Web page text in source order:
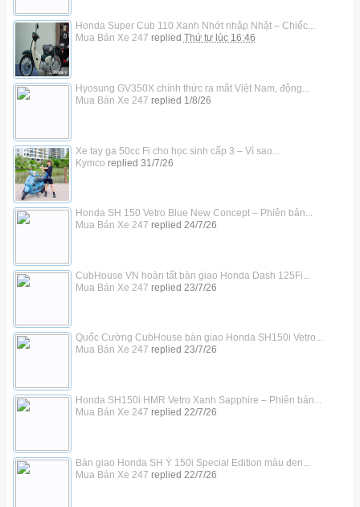
Honda Super Cub 110 Xanh Nhớt nhập Nhật – Chiếc...
Mua Bán Xe 247 replied Thứ tư lúc 16:46
Hyosung GV350X chính thức ra mắt Việt Nam, động...
Mua Bán Xe 247 replied 1/8/26
Xe tay ga 50cc Fi cho học sinh cấp 3 – Vì sao...
Kymco replied 31/7/26
Honda SH 150 Vetro Blue New Concept – Phiên bản...
Mua Bán Xe 247 replied 24/7/26
CubHouse VN hoàn tất bàn giao Honda Dash 125Fi...
Mua Bán Xe 247 replied 23/7/26
Quốc Cường CubHouse bàn giao Honda SH150i Vetro...
Mua Bán Xe 247 replied 23/7/26
Honda SH150i HMR Vetro Xanh Sapphire – Phiên bản...
Mua Bán Xe 247 replied 22/7/26
Bàn giao Honda SH Ý 150i Special Edition màu đen...
Mua Bán Xe 247 replied 22/7/26